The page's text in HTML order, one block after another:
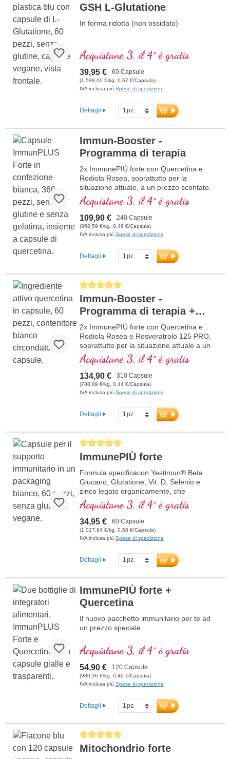
GSH L-Glutatione
In forma ridotta (non ossidato)
Acquistane 3, il 4° è gratis
39,95 € 60 Capsule
(1.598,00 €/kg, 0,67 €/Capsula)
IVA inclusa più Spese di spedizione
Dettagli
Immun-Booster -
Programma di terapia
2x ImmunePIÙ forte con Quercetina e
Rodiola Rosea, soprattutto per la
situazione attuale, a un prezzo scontato.
La formula contiene selenio, zinco,
vitamine C e D che contribuiscono al
normale funzionamento di un sano
sistema immunitario.
Acquistane 3, il 4° è gratis
109,90 € 240 Capsule
(858,59 €/kg, 0,46 €/Capsula)
IVA inclusa più Spese di spedizione
Dettagli
Average rating of 5 out of 5 stars
Immun-Booster -
Programma di terapia +
Resveratrolo
2x ImmunePIÙ forte con Quercetina e
Rodiola Rosea e Resveratrolo 125 PRO,
soprattutto per la situazione attuale a un
prezzo scontato. La formula contiene
selenio, zinco, vitamine C e D che
contribuiscono al normale funzionamento
di un sano sistema immuni
Acquistane 3, il 4° è gratis
134,90 € 310 Capsule
(788,89 €/kg, 0,44 €/Capsula)
IVA inclusa più Spese di spedizione
Dettagli
Average rating of 5 out of 5 stars
ImmunePIÙ forte
Formula specificacon Yestimun® Beta
Glucano, Glutatione, Vit. D, Selenio e
zinco legato organicamente, che
contribuisce a una normale funzione del
sistema immunitario.
Acquistane 3, il 4° è gratis
34,95 € 60 Capsule
(1.027,94 €/kg, 0,58 €/Capsula)
IVA inclusa più Spese di spedizione
Dettagli
ImmunePIÙ forte +
Quercetina
Il nuovo pacchetto immunitario per te ad
un prezzo speciale.
Acquistane 3, il 4° è gratis
54,90 € 120 Capsule
(980,36 €/kg, 0,46 €/Capsula)
IVA inclusa più Spese di spedizione
Dettagli
Average rating of 5 out of 5 stars
Mitochondrio forte